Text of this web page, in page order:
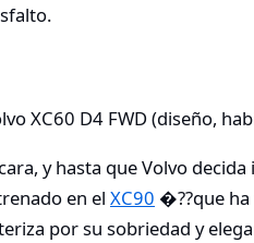
y hasta que Volvo
en el XC90 �??que
por su sobriedad y